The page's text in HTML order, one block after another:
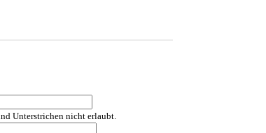
Unterstrichen nicht erlaubt.